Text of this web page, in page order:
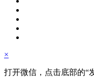
×
打开微信，点击底部的“